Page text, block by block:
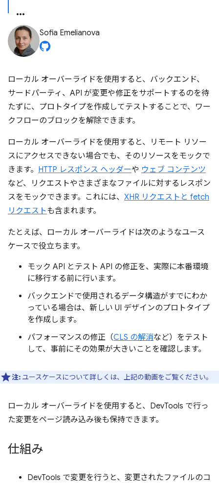
Sofia Emelianova
ローカル オーバーライドを使用すると、バックエンド、
サードパーティ、API が変更や修正をサポートするのを待
たずに、プロトタイプを作成してテストすることで、ワー
クフローのブロックを解除できます。
ローカル オーバーライドを使用すると、リモート リソー
スにアクセスできない場合でも、そのリソースをモックで
きます。 HTTP レスポンス ヘッダーや ウェブ コンテンツ
など、リクエストやさまざまなファイルに対するレスポン
スをモックできます。これには、 XHR リクエストと fetch
リクエストも含まれます。
たとえば、ローカル オーバーライドは次のようなユース
ケースで役立ちます。
モック API とテスト API の修正を、実際に本番環境
に移行する前に行います。
バックエンドで使用されるデータ構造がすでにわか
っている場合は、新しい UI デザインのプロトタイプ
を作成します。
パフォーマンスの修正（CLS の解消など）をテスト
して、事前にその効果が大きいことを確認します。
注: ユースケースについて詳しくは、上記の動画をご覧ください。
ローカル オーバーライドを使用すると、DevTools で行っ
た変更をページ読み込み後も保持できます。
仕組み
DevTools で変更を行うと、変更されたファイルのコ